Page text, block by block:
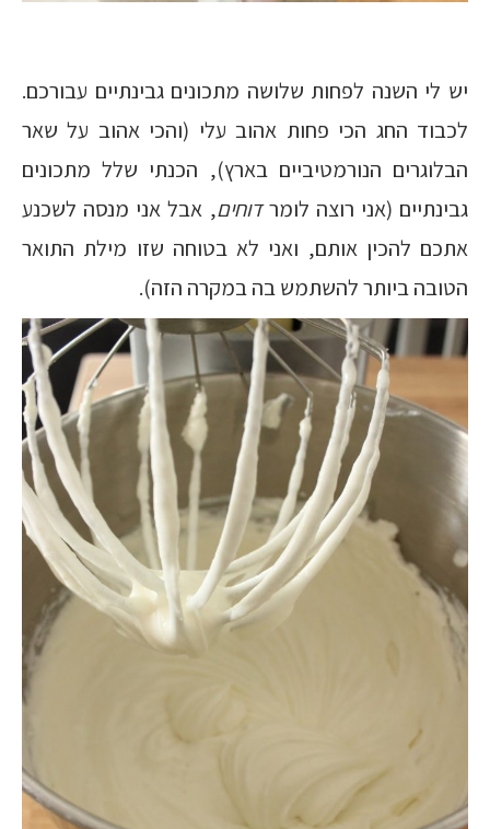
יש לי השנה לפחות שלושה מתכונים גבינתיים עבורכם.
לכבוד החג הכי פחות אהוב עלי (והכי אהוב על שאר
הבלוגרים הנורמטיביים בארץ), הכנתי שלל מתכונים
גבינתיים (אני רוצה לומרדוחים, אבל אני מנסה לשכנע
אתכם להכין אותם, ואני לא בטוחה שזו מילת התואר
הטובה ביותר להשתמש בה במקרה הזה).